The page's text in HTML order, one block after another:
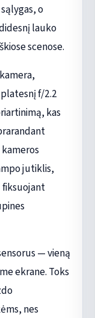
o
lauko
scenose.
f/2.2
kas
jutiklis,
— vieną
ekrane. Toks
nes